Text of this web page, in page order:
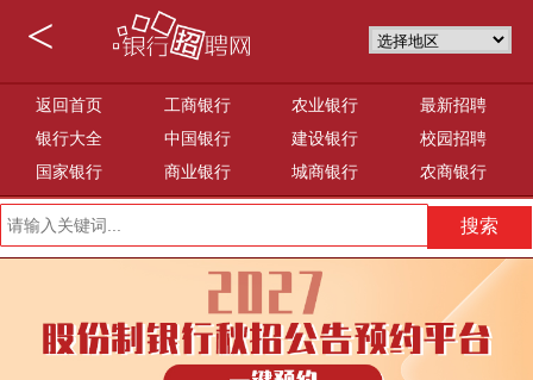
<
返回首页 工商银行 农业银行
最新招聘
银行大全
中国银行 建设银行
校园招聘
国家银行
商业银行 城商银行 农商银行